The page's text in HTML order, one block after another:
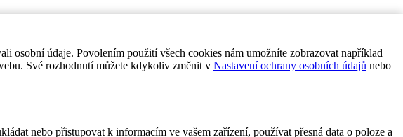
osobní údaje. Povolením použití všech cookies nám umožníte zobrazovat například
Své rozhodnutí můžete kdykoliv změnit v Nastavení ochrany osobních údajů nebo
nebo přistupovat k informacím ve vašem zařízení, používat přesná data o poloze a